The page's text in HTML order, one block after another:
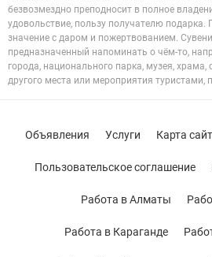
безвозмездно преподносит в полное
удовольствие, пользу получателю подарка.
значение с даром и пожертвованием.
предназначенный напоминать о чём-то,
города, национального парка, музея, храма,
другого места или мероприятия туристами,
Объявления Услуги Карта
Пользовательское соглашение
Работа в Алматы
Работа в Караганде